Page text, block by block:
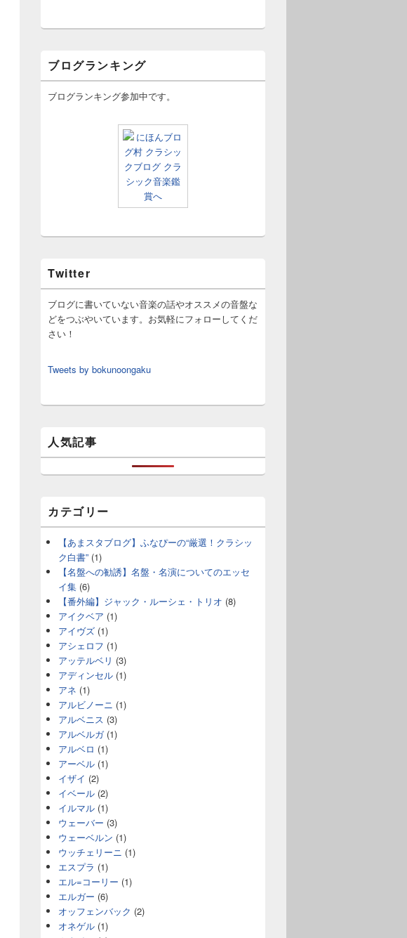
ブログランキング
ブログランキング参加中です。
Twitter
ブログに書いていない音楽の話やオススメの音盤な
どをつぶやいています。お気軽にフォローしてくだ
さい！
Tweets by bokunoongaku
人気記事
カテゴリー
【あまスタブログ】ふなぴーの“厳選！クラシッ
ク白書” (1)
【名盤への勧誘】名盤・名演についてのエッセ
イ集 (6)
【番外編】ジャック・ルーシェ・トリオ (8)
アイクベア (1)
アイヴズ (1)
アシェロフ (1)
アッテルベリ (3)
アディンセル (1)
アネ (1)
アルビノーニ (1)
アルベニス (3)
アルベルガ(1)
アルベロ (1)
アーベル (1)
イザイ (2)
イベール (2)
イルマル (1)
ウェーバー (3)
ウェーベルン (1)
ウッチェリーニ (1)
エスプラ (1)
エル=コーリー (1)
エルガー (6)
オッフェンバック (2)
オネゲル (1)